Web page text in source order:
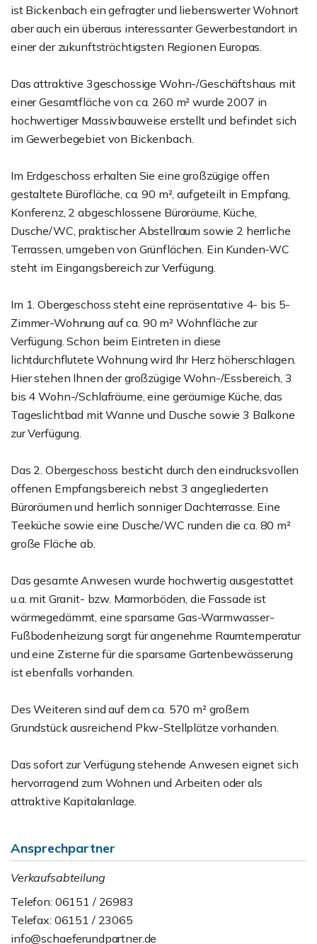
ist Bickenbach ein gefragter und liebenswerter Wohnort
aber auch ein überaus interessanter Gewerbestandort in
einer der zukunftsträchtigsten Regionen Europas.
Das attraktive 3geschossige Wohn-/Geschäftshaus mit
einer Gesamtfläche von ca. 260 m² wurde 2007 in
hochwertiger Massivbauweise erstellt und befindet sich
im Gewerbegebiet von Bickenbach.
Im Erdgeschoss erhalten Sie eine großzügige offen
gestaltete Bürofläche, ca. 90 m², aufgeteilt in Empfang,
Konferenz, 2 abgeschlossene Büroräume, Küche,
Dusche/WC, praktischer Abstellraum sowie 2 herrliche
Terrassen, umgeben von Grünflächen. Ein Kunden-WC
steht im Eingangsbereich zur Verfügung.
Im 1. Obergeschoss steht eine repräsentative 4- bis 5-
Zimmer-Wohnung auf ca. 90 m² Wohnfläche zur
Verfügung. Schon beim Eintreten in diese
lichtdurchflutete Wohnung wird Ihr Herz höherschlagen.
Hier stehen Ihnen der großzügige Wohn-/Essbereich, 3
bis 4 Wohn-/Schlafräume, eine geräumige Küche, das
Tageslichtbad mit Wanne und Dusche sowie 3 Balkone
zur Verfügung.
Das 2. Obergeschoss besticht durch den eindrucksvollen
offenen Empfangsbereich nebst 3 angegliederten
Büroräumen und herrlich sonniger Dachterrasse. Eine
Teeküche sowie eine Dusche/WC runden die ca. 80 m²
große Fläche ab.
Das gesamte Anwesen wurde hochwertig ausgestattet
u.a. mit Granit- bzw. Marmorböden, die Fassade ist
wärmegedämmt, eine sparsame Gas-Warmwasser-
Fußbodenheizung sorgt für angenehme Raumtemperatur
und eine Zisterne für die sparsame Gartenbewässerung
ist ebenfalls vorhanden.
Des Weiteren sind auf dem ca. 570 m² großem
Grundstück ausreichend Pkw-Stellplätze vorhanden.
Das sofort zur Verfügung stehende Anwesen eignet sich
hervorragend zum Wohnen und Arbeiten oder als
attraktive Kapitalanlage.
Ansprechpartner
Verkaufsabteilung
Telefon: 06151 / 26983
Telefax: 06151 / 23065
info@schaeferundpartner.de